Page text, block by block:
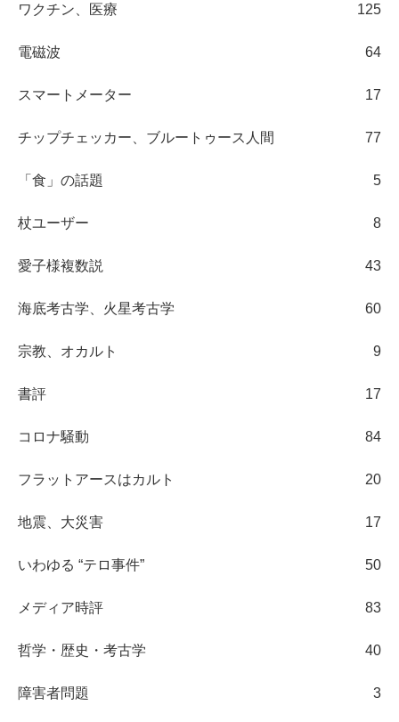
ワクチン、医療 125
電磁波 64
スマートメーター 17
チップチェッカー、ブルートゥース人間 77
「食」の話題 5
杖ユーザー 8
愛子様複数説 43
海底考古学、火星考古学 60
宗教、オカルト 9
書評 17
コロナ騒動 84
フラットアースはカルト 20
地震、大災害 17
いわゆる “テロ事件” 50
メディア時評 83
哲学・歴史・考古学 40
障害者問題 3